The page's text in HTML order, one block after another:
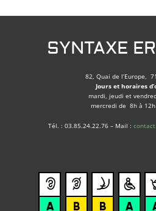
SYNTAXE
82, Quai de l’Europe,
Jours et horaires
mardi, jeudi et
mercredi de 8h à
Tél. : 03.85.24.22.76 – Mail :